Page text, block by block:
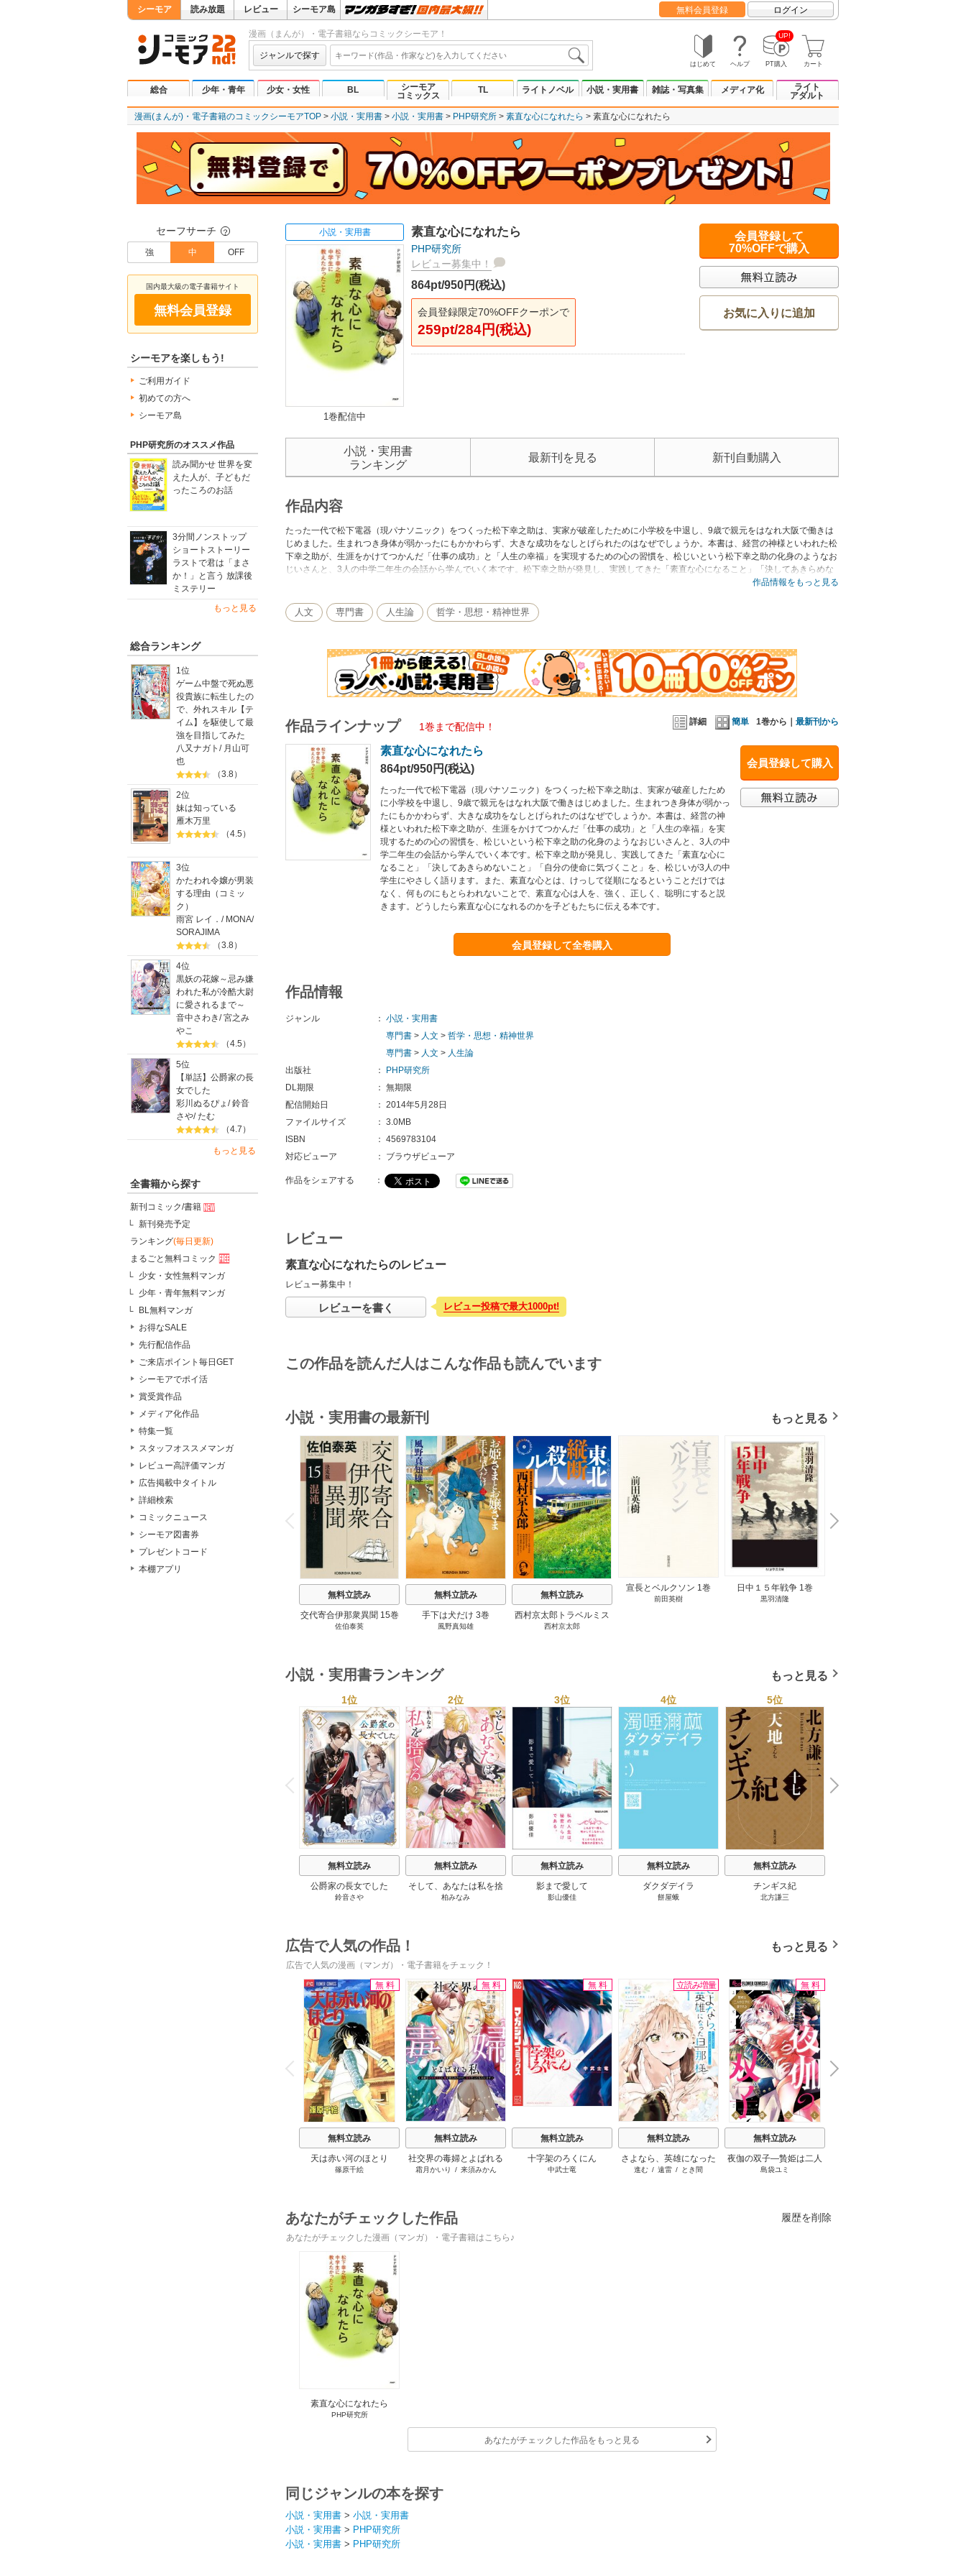
シーモア 読み放題 レビュー シーモア島 無料会員登録 ログイン
漫画（まんが）・電子書籍ならコミックシーモア！
ジャンルで探す
はじめて ヘルプ
UP!
PT購入 カート
総合 少年・青年 少女・女性 BL
シーモア
コミックス
TL ライトノベル 小説・実用書 雑誌・写真集 メディア化
ライト
アダルト
漫画(まんが)・電子書籍のコミックシーモアTOP 小説・実用書 小説・実用書 PHP研究所 素直な心になれたら 素直な心になれたら
セーフサーチ ？
強 中 OFF
国内最大級の電子書籍サイト
無料会員登録
シーモアを楽しもう!
ご利用ガイド
初めての方へ
シーモア島
PHP研究所のオススメ作品
読み聞かせ 世界を変
えた人が、子どもだ
ったころのお話
3分間ノンストップ
ショートストーリー
ラストで君は「まさ
か！」と言う 放課後
ミステリー
もっと見る
総合ランキング
1位
ゲーム中盤で死ぬ悪
役貴族に転生したの
で、外れスキル【テ
イム】を駆使して最
強を目指してみた
八又ナガト / 月山可
也
（3.8）
2位
妹は知っている
雁木万里
（4.5）
3位
かたわれ令嬢が男装
する理由（コミッ
ク）
雨宮 レイ． / MONA/
SORAJIMA
（3.8）
4位
黒妖の花嫁～忌み嫌
われた私が冷酷大尉
に愛されるまで～
音中さわき/宮之み
やこ
（4.5）
5位
【単話】公爵家の長
女でした
彩川ぬるぴょ /鈴音
さや/たむ
（4.7）
もっと見る
全書籍から探す
新刊コミック/書籍
新刊発売予定
ランキング(毎日更新)
まるごと無料コミック
少女・女性無料マンガ
少年・青年無料マンガ
BL無料マンガ
お得なSALE
先行配信作品
ご来店ポイント毎日GET
シーモアでポイ活
賞受賞作品
メディア化作品
特集一覧
スタッフオススメマンガ
レビュー高評価マンガ
広告掲載中タイトル
詳細検索
コミックニュース
シーモア図書券
プレゼントコード
本棚アプリ
小説・実用書
1巻配信中
素直な心になれたら
PHP研究所
レビュー募集中！
864pt/950円(税込)
会員登録限定70%OFFクーポンで
259pt/284円(税込)
会員登録して
70%OFFで購入
お気に入りに追加
小説・実用書
ランキング
最新刊を見る 新刊自動購入
作品内容
たった一代で松下電器（現パナソニック）をつくった松下幸之助は、実家が破産したために小学校を中退し、9歳で親元をはなれ大阪で働きは
じめました。生まれつき身体が弱かったにもかかわらず、大きな成功をなしとげられたのはなぜでしょうか。本書は、経営の神様といわれた松
下幸之助が、生涯をかけてつかんだ「仕事の成功」と「人生の幸福」を実現するための心の習慣を、松じいという松下幸之助の化身のようなお
じいさんと、3人の中学二年生の会話から学んでいく本です。松下幸之助が発見し、実践してきた「素直な心になること」「決してあきらめな
いこと」「自分の使命に気づくこと」を、松じいが3人の中学生にやさしく語ります。また、素直な心とは、けっして従順になるということだ
どもたちに伝える本です。
作品情報をもっと見る
人文 専門書 人生論 哲学・思想・精神世界
詳細 簡単 1巻から｜ 最新刊から
作品ラインナップ 1巻まで配信中！
会員登録して購入
素直な心になれたら
864pt/950円(税込)
たった一代で松下電器（現パナソニック）をつくった松下幸之助は、実家が破産したため
に小学校を中退し、9歳で親元をはなれ大阪で働きはじめました。生まれつき身体が弱かっ
たにもかかわらず、大きな成功をなしとげられたのはなぜでしょうか。本書は、経営の神
様といわれた松下幸之助が、生涯をかけてつかんだ「仕事の成功」と「人生の幸福」を実
現するための心の習慣を、松じいという松下幸之助の化身のようなおじいさんと、3人の中
学二年生の会話から学んでいく本です。松下幸之助が発見し、実践してきた「素直な心に
なること」「決してあきらめないこと」「自分の使命に気づくこと」を、松じいが3人の中
学生にやさしく語ります。また、素直な心とは、けっして従順になるということだけでは
なく、何ものにもとらわれないことで、素直な心は人を、強く、正しく、聡明にすると説
きます。どうしたら素直な心になれるのかを子どもたちに伝える本です。
会員登録して全巻購入
作品情報
ジャンル ： 小説・実用書
専門書 > 人文 > 哲学・思想・精神世界
専門書 > 人文 > 人生論
出版社
：
PHP研究所
DL期限
： 無期限
配信開始日
： 2014年5月28日
ファイルサイズ
： 3.0MB
ISBN
： 4569783104
対応ビューア
： ブラウザビューア
作品をシェアする ：
レビュー
素直な心になれたらのレビュー
レビュー募集中！
レビューを書く レビュー投稿で最大1000pt!
この作品を読んだ人はこんな作品も読んでいます
小説・実用書の最新刊 もっと見る
P
r
e
i
o
u
s
無料立読み
交代寄合伊那衆異聞 15巻
佐伯泰英
無料立読み
手下は犬だけ 3巻
風野真知雄
無料立読み
西村京太郎トラベルミス
テリー・セレクション 2
西村京太郎
宣長とベルクソン 1巻
前田英樹
日中１５年戦争 1巻
黒羽清隆
N
e
x
t
小説・実用書ランキング もっと見る
P
r
e
v
i
o
u
s
1位
無料立読み
公爵家の長女でした
鈴音さや
2位
無料立読み
そして、あなたは私を捨
てる
柏みなみ
3位
無料立読み
影まで愛して
影山優佳
4位
無料立読み
ダクダデイラ
餅屋蛾
5位
無料立読み
チンギス紀
北方謙三
N
x
広告で人気の作品！ もっと見る
広告で人気の漫画（マンガ）・電子書籍をチェック！
P
r
e
v
i
o
u
s
無料
無料立読み
天は赤い河のほとり
篠原千絵
無料
無料立読み
社交界の毒婦とよばれる
私～素敵な辺境伯令息に
霜月かいり / 来須みかん
無料
無料立読み
十字架のろくにん
中武士竜
立読み増量
無料立読み
さよなら、英雄になった
旦那様 ～ただ祈るだけ
進む / 遠雷 / とき間
無料
無料立読み
夜伽の双子―贄姫は二人
の王子に愛される―
島袋ユミ
N
e
x
t
あなたがチェックした作品 履歴を削除
あなたがチェックした漫画（マンガ）・電子書籍はこちら♪
素直な心になれたら
PHP研究所
あなたがチェックした作品をもっと見る
同じジャンルの本を探す
小説・実用書 > 小説・実用書
小説・実用書 > PHP研究所
小説・実用書 > PHP研究所